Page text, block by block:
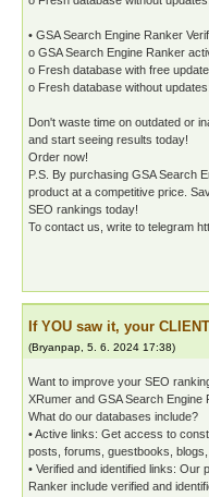
• GSA Search Engine Ranker
o GSA Search Engine Ranker
o Fresh database with free
o Fresh database without
Don't waste time on outdated or
and start seeing results today!
Order now!
P.S. By purchasing GSA Search
product at a competitive price.
SEO rankings today!
To contact us, write to telegram
If YOU saw it, your
(Bryanpap, 5. 6. 2024 17:38)
Want to improve your SEO
XRumer and GSA Search
What do our databases include?
• Active links: Get access to
posts, forums, guestbooks,
• Verified and identified links: Our
Ranker include verified and